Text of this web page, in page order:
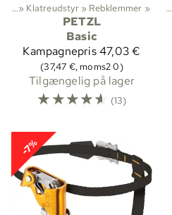
‪» Klatreudstyr ‪» Rebklemmer ‪»
PETZL
Basic
Kampagnepris47,03 €
(37,47 €, moms2 0)
Tilgængelig på lager
☆☆☆☆☆ (13)
Klatring‪»
-7%